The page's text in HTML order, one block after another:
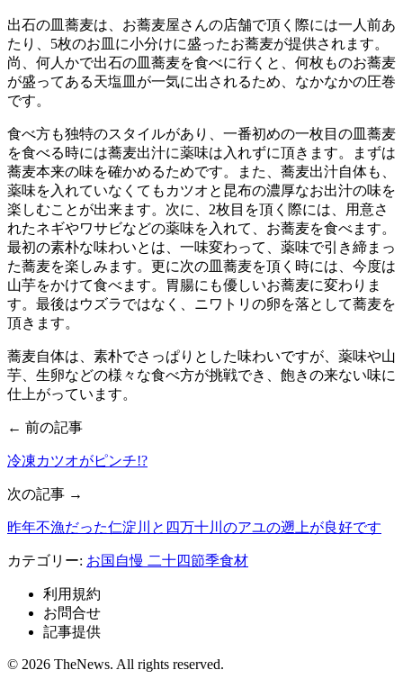
出石の皿蕎麦は、お蕎麦屋さんの店舗で頂く際には一人前あ
たり、5枚のお皿に小分けに盛ったお蕎麦が提供されます。
尚、何人かで出石の皿蕎麦を食べに行くと、何枚ものお蕎麦
が盛ってある天塩皿が一気に出されるため、なかなかの圧巻
です。
食べ方も独特のスタイルがあり、一番初めの一枚目の皿蕎麦
を食べる時には蕎麦出汁に薬味は入れずに頂きます。まずは
蕎麦本来の味を確かめるためです。また、蕎麦出汁自体も、
薬味を入れていなくてもカツオと昆布の濃厚なお出汁の味を
楽しむことが出来ます。次に、2枚目を頂く際には、用意さ
れたネギやワサビなどの薬味を入れて、お蕎麦を食べます。
最初の素朴な味わいとは、一味変わって、薬味で引き締まっ
た蕎麦を楽しみます。更に次の皿蕎麦を頂く時には、今度は
山芋をかけて食べます。胃腸にも優しいお蕎麦に変わりま
す。最後はウズラではなく、ニワトリの卵を落として蕎麦を
頂きます。
蕎麦自体は、素朴でさっぱりとした味わいですが、薬味や山
芋、生卵などの様々な食べ方が挑戦でき、飽きの来ない味に
仕上がっています。
← 前の記事
冷凍カツオがピンチ!?
次の記事 →
昨年不漁だった仁淀川と四万十川のアユの遡上が良好です
カテゴリー: お国自慢 二十四節季食材
利用規約
お問合せ
記事提供
© 2026 TheNews. All rights reserved.